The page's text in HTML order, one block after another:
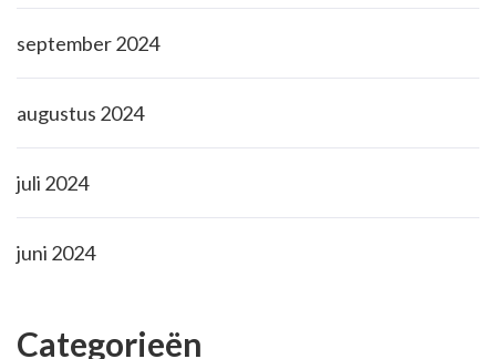
september 2024
augustus 2024
juli 2024
juni 2024
Categorieën